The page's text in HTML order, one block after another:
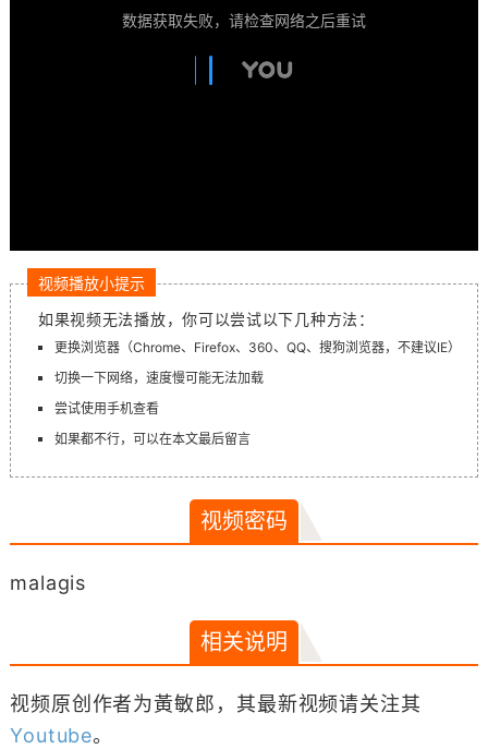
数据获取失败，请检查网络之后重试
视频播放小提示
如果视频无法播放，你可以尝试以下几种方法：
更换浏览器（Chrome、Firefox、360、QQ、搜狗浏览器，不建议IE）
切换一下网络，速度慢可能无法加载
尝试使用手机查看
如果都不行，可以在本文最后留言
视频密码
malagis
相关说明
视频原创作者为黃敏郎，其最新视频请关注其
Youtube。